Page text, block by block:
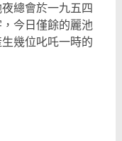
總會於一九五四
今日僅餘的麗池
幾位叱吒一時的